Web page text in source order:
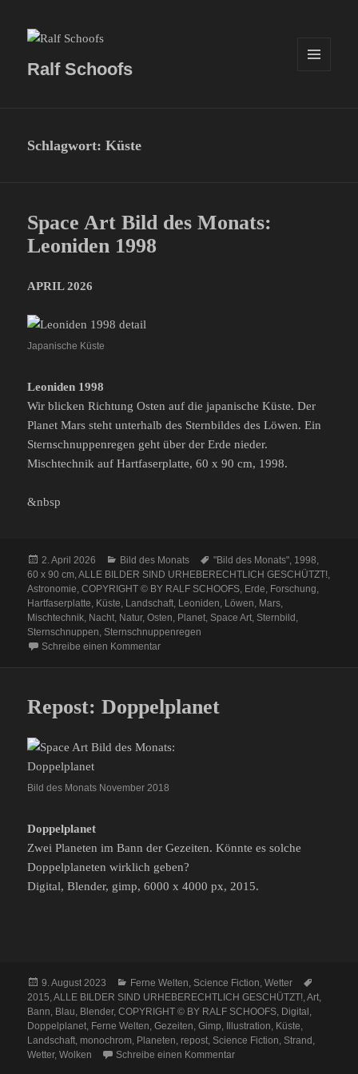
Ralf Schoofs
Schlagwort:Küste
Space Art Bild des Monats:
Leoniden 1998
APRIL 2026
Japanische Küste
Leoniden 1998
Wir blicken Richtung Osten auf die japanische Küste. Der
Planet Mars steht unterhalb des Sternbildes des Löwen. Ein
Sternschnuppenregen geht über der Erde nieder.
Mischtechnik auf Hartfaserplatte, 60 x 90 cm, 1998.
&nbsp
Veröffentlicht
am
2. April 2026 Kategorien
Bild des Monats Schlagwörter
"Bild des Monats" 1998
60 x 90 cm ,ALLE BILDER SIND URHEBERECHTLICH GESCHÜTZT!
Astronomie ,COPYRIGHT © BY RALF SCHOOFS Erde Forschung
Hartfaserplatte Küste Landschaft Leoniden Löwen Mars
Mischtechnik Nacht Natur,Osten Planet Space Art Sternbild
Sternschnuppen Sternschnuppenregen
Schreibe einen Kommentarzu Space Art Bild des Monats: Leoniden 1998
Repost: Doppelplanet
Bild des Monats November 2018
Doppelplanet
Zwei Planeten im Bann der Gezeiten. Könnte es solche
Doppelplaneten wirklich geben?
Digital, Blender, gimp, 6000 x 4000 px, 2015.
Veröffentlicht
am
9. August 2023 Kategorien
Ferne Welten, Science Fiction,Wetter
2015,ALLE BILDER SIND URHEBERECHTLICH GESCHÜTZT!,Art,
Bann, Blau, Blender,COPYRIGHT © BY RALF SCHOOFS, Digital,
Doppelplanet, Ferne Welten,Gezeiten,Gimp, Illustration, Küste,
Landschaft, monochrom, Planeten, repost, Science Fiction, Strand,
Wetter,Wolken Schreibe einen Kommentarzu Repost: Doppelplanet